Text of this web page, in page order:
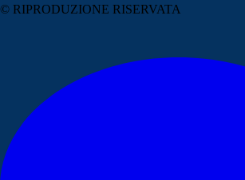
© RIPRODUZIONE RISERVATA